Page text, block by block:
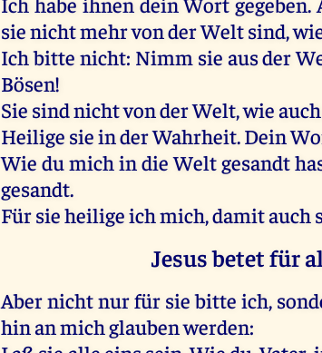
sie nicht mehr von der Welt sind,
Ich bitte nicht: Nimm sie aus der
Bösen!
Sie sind nicht von der Welt, wie
Heilige sie in der Wahrheit. Dein
Wie du mich in die Welt gesandt
gesandt.
Für sie heilige ich mich, damit
Jesus betet für
Aber nicht nur für sie bitte ich,
hin an mich glauben werden: